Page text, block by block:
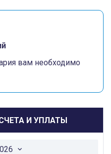
вам необходимо
И УПЛАТЫ